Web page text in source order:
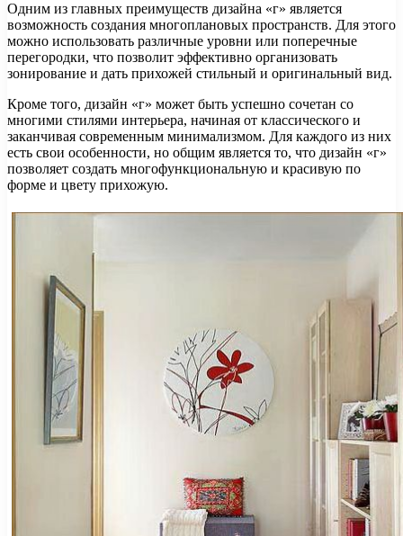
Одним из главных преимуществ дизайна «г» является
возможность создания многоплановых пространств. Для этого
можно использовать различные уровни или поперечные
перегородки, что позволит эффективно организовать
зонирование и дать прихожей стильный и оригинальный вид.
Кроме того, дизайн «г» может быть успешно сочетан со
многими стилями интерьера, начиная от классического и
заканчивая современным минимализмом. Для каждого из них
есть свои особенности, но общим является то, что дизайн «г»
позволяет создать многофункциональную и красивую по
форме и цвету прихожую.